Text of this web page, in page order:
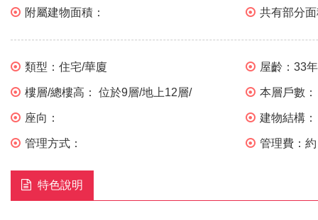
附屬建物面積： 共有部分
類型： 住宅/華廈 屋齡：33
樓層/總樓高： 位於9層/地上12層/ 本層戶數：
座向： 建物結構
管理方式： 管理費：
特色說明